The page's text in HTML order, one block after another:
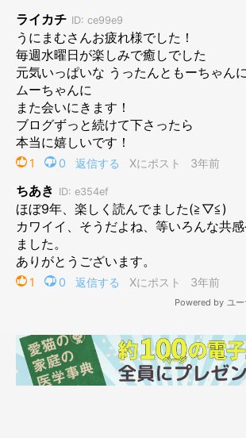
喜びも悲しみもぜ～～～んぶひっくるめて、
だ！と、ベテラン猫飼いとなった今、ワタシ
なぁと思っておりますよ。
さて、長きに渡り続けさせていただきました
をもって最終回となります。この連載やブロ
可愛いなぁ、一緒に暮らしてみたいなぁと少
っていたら、ワタシは幸せです。